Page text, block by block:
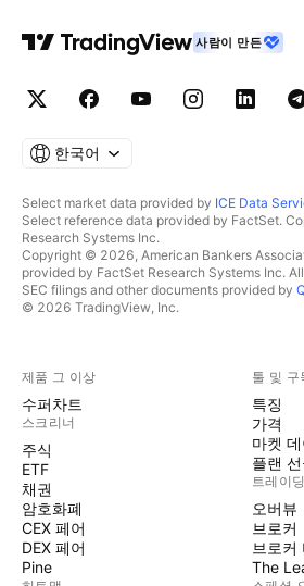
사람이 만든
한국어
Select market data provided by ICE Data
Select reference data provided by FactSet.
Research Systems Inc.
Copyright © 2026, American Bankers
provided by FactSet Research Systems Inc.
SEC filings and other documents provided by
© 2026 TradingView, Inc.
제품 그 이상
수퍼차트
스크리너
주식
ETF
채권
암호화폐
CEX 페어
DEX 페어
Pine
툴 및 구
특징
가격
마켓
플랜
트레이딩
오버뷰
브로커
브로커
The